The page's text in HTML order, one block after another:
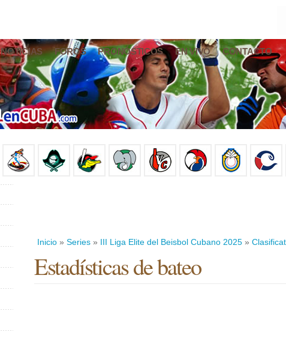
NOTICIAS FOROS PRONÓSTICOS EN VIVO CONTACTO
Inicio » Series » III Liga Elite del Beisbol Cubano 2025 »
Estadísticas de bateo